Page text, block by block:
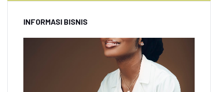
INFORMASI BISNIS